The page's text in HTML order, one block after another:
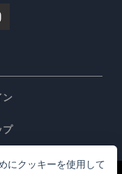
ン
プ
にクッキーを使用して